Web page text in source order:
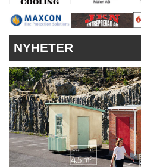
VÅRA ANDRA MAGASIN
ANNONSERA
NYHETER